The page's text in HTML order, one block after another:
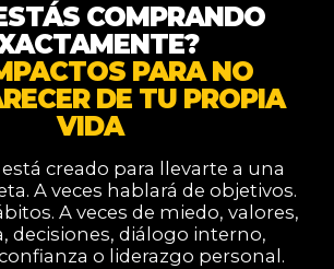
COMPRANDO
PARA NO
DE TU PROPIA
VIDA
creado para llevarte a una
A veces hablará de objetivos.
A veces de miedo, valores,
decisiones, diálogo interno,
o liderazgo personal.